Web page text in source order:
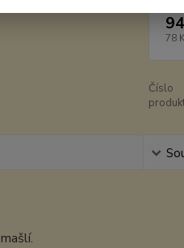
78
Číslo